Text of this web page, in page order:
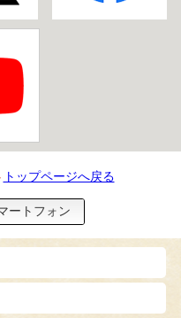
トップページへ戻る
ートフォン